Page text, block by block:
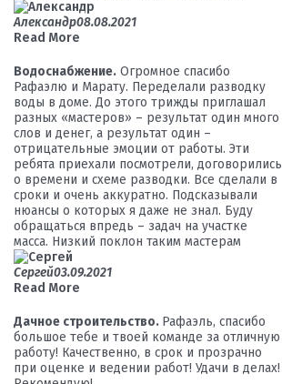
Александр08.08.2021
Read More
Водоснабжение. Огромное спасибо
Рафаэлю и Марату. Переделали разводку
воды в доме. До этого трижды приглашал
разных «мастеров» – результат один много
слов и денег, а результат один –
отрицательные эмоции от работы. Эти
ребята приехали посмотрели, договорились
о времени и схеме разводки. Все сделали в
сроки и очень аккуратно. Подсказывали
нюансы о которых я даже не знал. Буду
обращаться впредь – задач на участке
масса. Низкий поклон таким мастерам
Сергей03.09.2021
Read More
Дачное строительство. Рафаэль, спасибо
большое тебе и твоей команде за отличную
работу! Качественно, в срок и прозрачно
при оценке и ведении работ! Удачи в делах!